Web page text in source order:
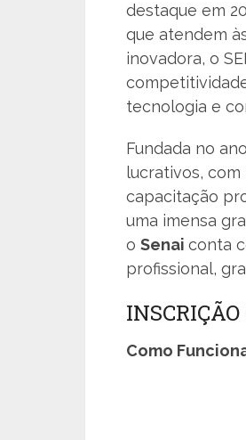
destaque em
que atendem
inovadora, o
tecnologia e
Fundada no
lucrativos, com
capacitação
uma imensa
o Senai conta
profissional,
Como